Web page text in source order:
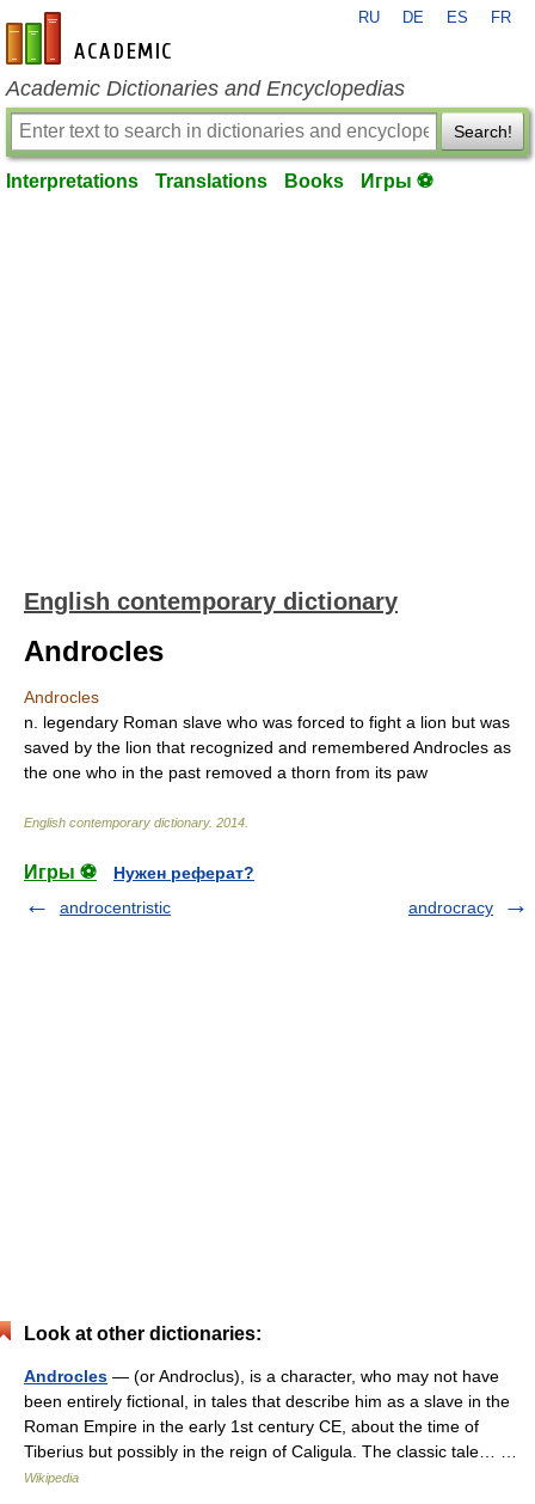
en-academic.com
RU DE ES FR
Academic Dictionaries and Encyclopedias
Search!
Interpretations Translations Books Игры ⚽
English contemporary dictionary
Androcles
Androcles
n. legendary Roman slave who was forced to fight a lion but was
saved by the lion that recognized and remembered Androcles as
the one who in the past removed a thorn from its paw
English contemporary dictionary. 2014
Игры ⚽
Нужен реферат?
androcentristic
androcracy
Look at other dictionaries:
Androcles — (or Androclus), is a character, who may not have
been entirely fictional, in tales that describe him as a slave in the
Roman Empire in the early 1st century CE, about the time of
Tiberius but possibly in the reign of Caligula. The classic tale… …
Wikipedia